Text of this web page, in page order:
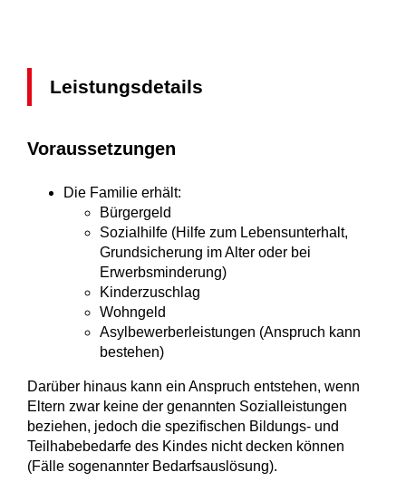
Leistungsdetails
Voraussetzungen
Die Familie erhält:
Bürgergeld
Sozialhilfe (Hilfe zum Lebensunterhalt,
Grundsicherung im Alter oder bei
Erwerbsminderung)
Kinderzuschlag
Wohngeld
Asylbewerberleistungen (Anspruch kann
bestehen)
Darüber hinaus kann ein Anspruch entstehen, wenn
Eltern zwar keine der genannten Sozialleistungen
beziehen, jedoch die spezifischen Bildungs- und
Teilhabebedarfe des Kindes nicht decken können
(Fälle sogenannter Bedarfsauslösung).